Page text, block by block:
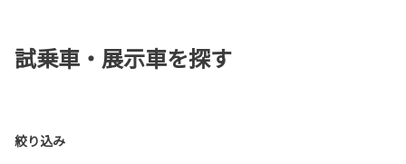
試乗車・展示車を探す
絞り込み